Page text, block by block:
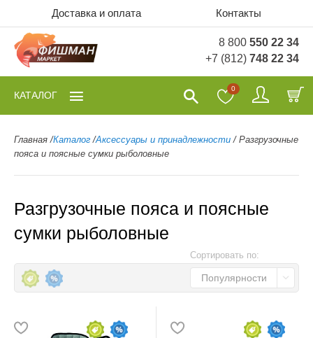
Доставка и оплата Контакты
8 800 550 22 34
+7 (812) 748 22 34
0
КАТАЛОГ
Главная /Каталог /Аксессуары и принадлежности / Разгрузочные
пояса и поясные сумки рыболовные
Разгрузочные пояса и поясные
сумки рыболовные
Сортировать по:
Популярности